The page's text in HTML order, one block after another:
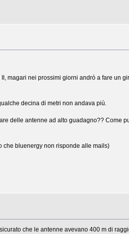
magari nei prossimi giorni andrò a fare un
decina di metri non andava più.
delle antenne ad alto guadagno?? Come
che bluenergy non risponde alle mails)
che le antenne avevano 400 m di